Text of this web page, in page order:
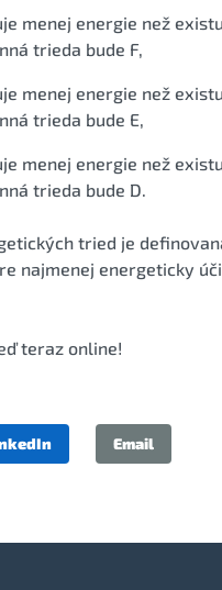
menej energie než
trieda bude F,
menej energie než
trieda bude E,
menej energie než
trieda bude D.
tried je
najmenej energeticky
teraz online!
Email